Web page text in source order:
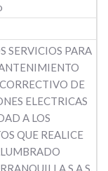
SERVICIOS PARA
DE
ELECTRICAS
A LOS
QUE REALICE
S.A.S.